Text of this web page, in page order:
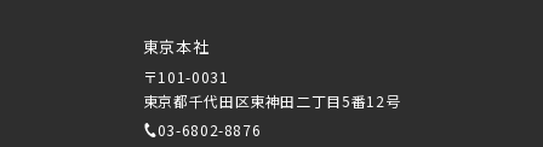
東京本社
〒101-0031
東京都千代田区東神田二丁目5番12号
03-6802-8876